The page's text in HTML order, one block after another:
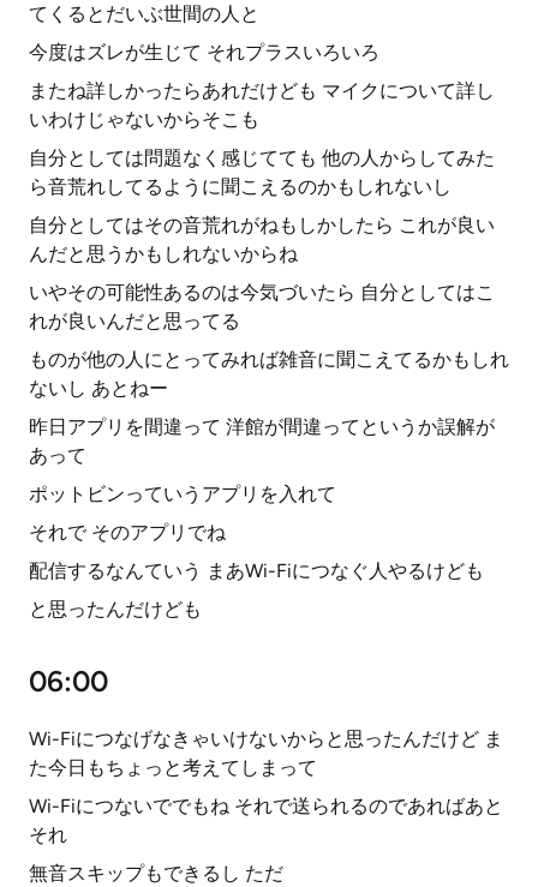
てくるとだいぶ世間の人と
今度はズレが生じて それプラスいろいろ
またね詳しかったらあれだけども マイクについて詳し
いわけじゃないからそこも
自分としては問題なく感じてても 他の人からしてみた
ら音荒れしてるように聞こえるのかもしれないし
自分としてはその音荒れがねもしかしたら これが良い
んだと思うかもしれないからね
いやその可能性あるのは今気づいたら 自分としてはこ
れが良いんだと思ってる
ものが他の人にとってみれば雑音に聞こえてるかもしれ
ないし あとねー
昨日アプリを間違って 洋館が間違ってというか誤解が
あって
ポットビンっていうアプリを入れて
それで そのアプリでね
配信するなんていう まあWi-Fiにつなぐ人やるけども
と思ったんだけども
06:00
Wi-Fiにつなげなきゃいけないからと思ったんだけど ま
た今日もちょっと考えてしまって
Wi-Fiにつないででもね それで送られるのであればあと
それ
無音スキップもできるし ただ